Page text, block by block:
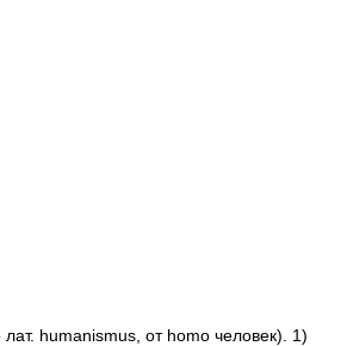
humanismus, от homo человек). 1)